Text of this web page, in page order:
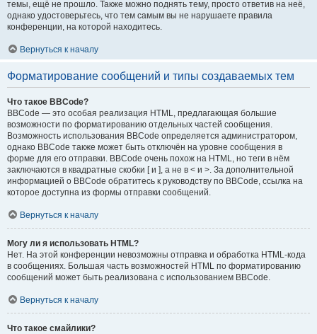
темы, ещё не прошло. Также можно поднять тему, просто ответив на неё,
однако удостоверьтесь, что тем самым вы не нарушаете правила
конференции, на которой находитесь.
Вернуться к началу
Форматирование сообщений и типы создаваемых тем
Что такое BBCode?
BBCode — это особая реализация HTML, предлагающая большие
возможности по форматированию отдельных частей сообщения.
Возможность использования BBCode определяется администратором,
однако BBCode также может быть отключён на уровне сообщения в
форме для его отправки. BBCode очень похож на HTML, но теги в нём
заключаются в квадратные скобки [ и ], а не в < и >. За дополнительной
информацией о BBCode обратитесь к руководству по BBCode, ссылка на
которое доступна из формы отправки сообщений.
Вернуться к началу
Могу ли я использовать HTML?
Нет. На этой конференции невозможны отправка и обработка HTML-кода
в сообщениях. Большая часть возможностей HTML по форматированию
сообщений может быть реализована с использованием BBCode.
Вернуться к началу
Что такое смайлики?